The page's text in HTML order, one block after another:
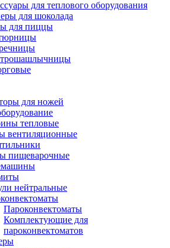
для теплового оборудования
для шоколада
для пиццы
для ножей
тепловые
вентиляционные
пищеварочные
нейтральные
Пароконвектоматы
Комплектующие для
пароконвектоматов